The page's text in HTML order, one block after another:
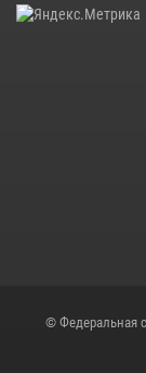
© Федеральная